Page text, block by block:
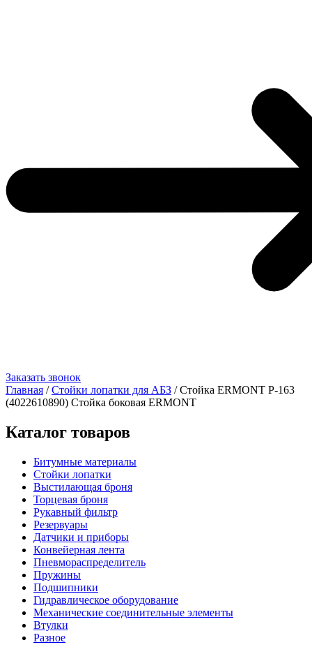
Заказать звонок
Главная /Стойки лопатки для АБЗ / Стойка ERMONT Р-163
(4022610890) Стойка боковая ERMONT
Каталог товаров
Битумные материалы
Стойки лопатки
Выстилающая броня
Торцевая броня
Рукавный фильтр
Резервуары
Датчики и приборы
Конвейерная лента
Пневмораспределитель
Пружины
Подшипники
Гидравлическое оборудование
Механические соединительные элементы
Втулки
Разное